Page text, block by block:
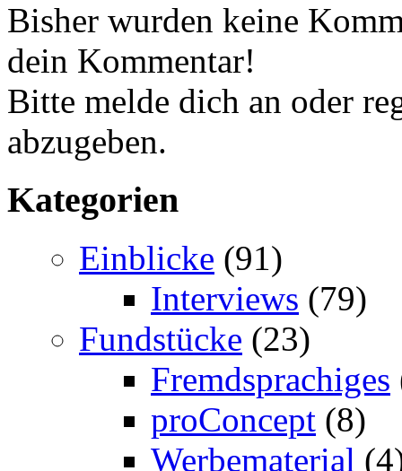
Bisher wurden keine
dein Kommentar!
Bitte melde dich an oder
abzugeben.
Kategorien
Einblicke (91)
Interviews (79)
Fundstücke (23)
Fremdsprachiges
proConcept (8)
Werbematerial